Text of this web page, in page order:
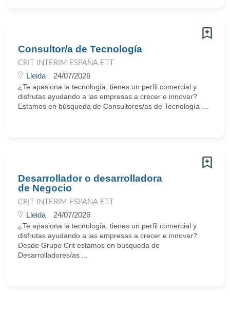
Consultor/a de Tecnología
CRIT INTERIM ESPAÑA ETT
Lleida 24/07/2026
¿Te apasiona la tecnología, tienes un perfil comercial y
disfrutas ayudando a las empresas a crecer e innovar?
Estamos en búsqueda de Consultores/as de Tecnología ...
Desarrollador o desarrolladora
de Negocio
CRIT INTERIM ESPAÑA ETT
Lleida 24/07/2026
¿Te apasiona la tecnología, tienes un perfil comercial y
disfrutas ayudando a las empresas a crecer e innovar?
Desde Grupo Crit estamos en búsqueda de
Desarrolladores/as ...